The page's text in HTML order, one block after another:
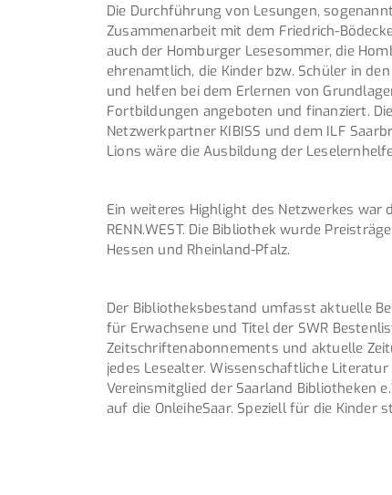
Die Durchführung von Lesungen,
Zusammenarbeit mit dem Friedrich-
auch der Homburger Lesesommer, die
ehrenamtlich, die Kinder bzw. Schüler in
und helfen bei dem Erlernen von
Fortbildungen angeboten und finanziert.
Netzwerkpartner KIBISS und dem ILF
Lions wäre die Ausbildung der
Ein weiteres Highlight des Netzwerkes
RENN.WEST. Die Bibliothek wurde
Hessen und Rheinland-Pfalz.
Der Bibliotheksbestand umfasst aktuelle
für Erwachsene und Titel der SWR
Zeitschriftenabonnements und aktuelle
jedes Lesealter. Wissenschaftliche
Vereinsmitglied der Saarland Bibliotheken
auf die OnleiheSaar. Speziell für die Kinder